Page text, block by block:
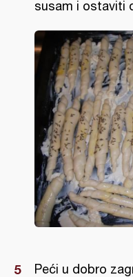
susam i ostaviti
Peći u dobro